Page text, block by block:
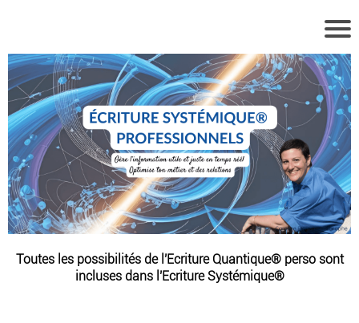
Toutes les possibilités de l'Ecriture Quantique® perso sont
incluses dans l'Ecriture Systémique®